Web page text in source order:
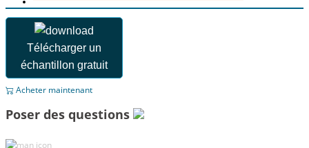
Télécharger un
échantillon gratuit
Acheter maintenant
Poser des questions